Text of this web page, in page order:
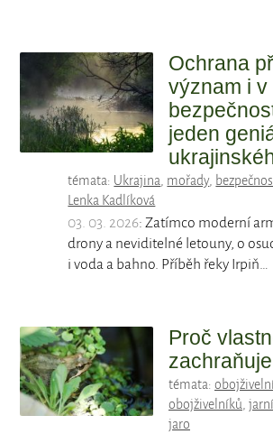
Ochrana
význam i
jeden
témata: Ukrajina, mořady,
Lenka Kadlíková
03. 03. 2026: Zatímco moderní
drony a neviditelné letouny, o
i voda a bahno. Příběh řeky Irpiň…
Proč
témata:
obojživelníků,
jaro